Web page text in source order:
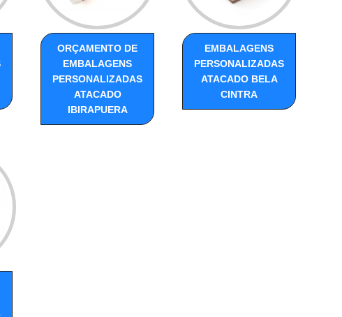
ORÇAMENTO DE
EMBALAGENS
PERSONALIZADAS
ATACADO
IBIRAPUERA
EMBALAGENS
PERSONALIZADAS
ATACADO BELA
CINTRA